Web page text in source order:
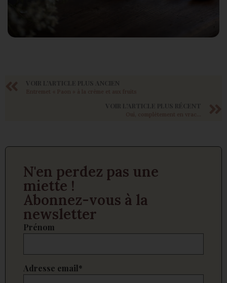
VOIR L'ARTICLE PLUS ANCIEN
VOIR L'ARTICLE PLUS RÉCENT
N'en perdez pas une
miette !
Abonnez-vous à la
newsletter
Prénom
Adresse email*